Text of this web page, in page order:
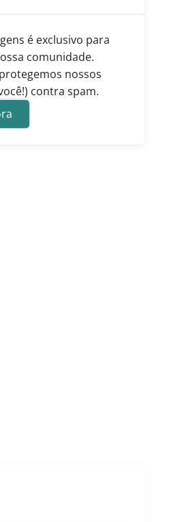
é exclusivo para
comunidade.
nossos
contra spam.